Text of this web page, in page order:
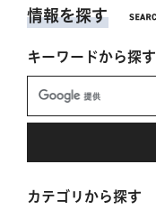
情報を探す
キーワードから探す
カテゴリから探す